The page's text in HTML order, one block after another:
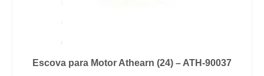
Escova para Motor Athearn (24) – ATH-90037